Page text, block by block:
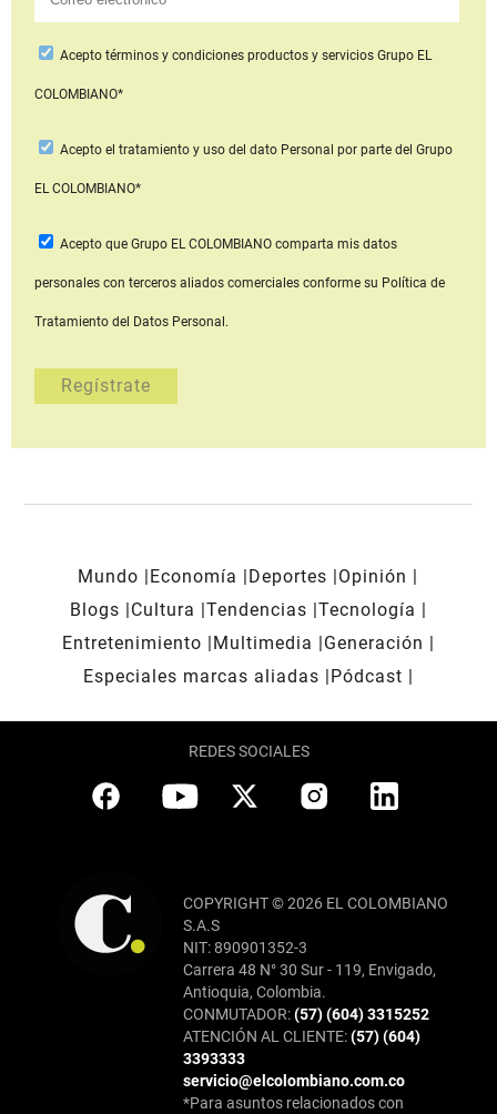
Aceptotérminos y condiciones productos y serviciosGrupo EL
COLOMBIANO*
Acepto el tratamiento y uso del dato Personal por parte del Grupo
EL COLOMBIANO*
Acepto que Grupo EL COLOMBIANOcomparta mis datos
personales con terceros aliados comerciales conforme su Política de
Tratamiento del Datos Personal.
Mundo Economía Deportes
Opinión
Blogs
Cultura Tendencias Tecnología
Entretenimiento
Multimedia
Generación
Especiales marcas aliadas
Pódcast
REDES SOCIALES
COPYRIGHT © 2026 EL COLOMBIANO
S.A.S
NIT: 890901352-3
Carrera 48 N° 30 Sur - 119, Envigado,
Antioquia, Colombia.
CONMUTADOR:(57) (604) 3315252
ATENCIÓN AL CLIENTE:(57) (604)
3393333
servicio@elcolombiano.com.co
*Para asuntos relacionados con